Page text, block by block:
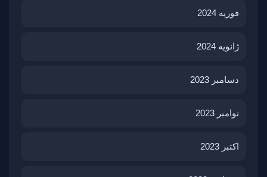
فوریه 2024
ژانویه 2024
دسامبر 2023
نوامبر 2023
اکتبر 2023